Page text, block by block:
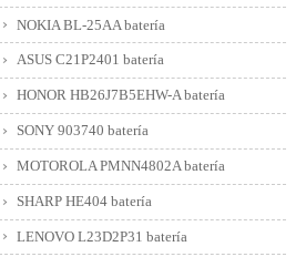
NOKIA BL-25AA batería
ASUS C21P2401 batería
HONOR HB26J7B5EHW-A batería
SONY 903740 batería
MOTOROLA PMNN4802A batería
SHARP HE404 batería
LENOVO L23D2P31 batería